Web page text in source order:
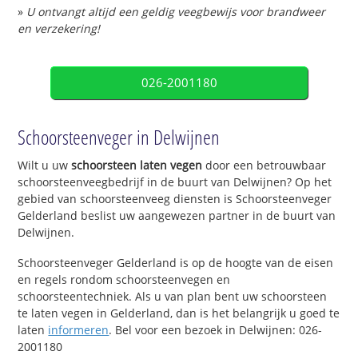
» U ontvangt altijd een geldig veegbewijs voor brandweer
en verzekering!
026-2001180
Schoorsteenveger in Delwijnen
Wilt u uwschoorsteen laten vegen door een betrouwbaar
schoorsteenveegbedrijf in de buurt van Delwijnen? Op het
gebied van schoorsteenveeg diensten is Schoorsteenveger
Gelderland beslist uw aangewezen partner in de buurt van
Delwijnen.
Schoorsteenveger Gelderland is op de hoogte van de eisen
en regels rondom schoorsteenvegen en
schoorsteentechniek. Als u van plan bent uw schoorsteen
te laten vegen in Gelderland, dan is het belangrijk u goed te
laten informeren. Bel voor een bezoek in Delwijnen: 026-
2001180